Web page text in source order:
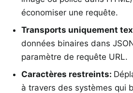
économiser une requête.
Transports uniquement
données binaires dans
paramètre de requête URL.
Caractères restreints:
à travers des systèmes qui